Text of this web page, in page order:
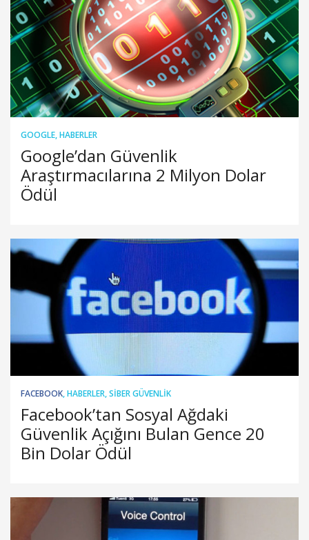
GOOGLE,HABERLER
Google’dan Güvenlik
Araştırmacılarına 2 Milyon Dolar
Ödül
FACEBOOK,HABERLER,SIBER GÜVENLIK
Facebook’tan Sosyal Ağdaki
Güvenlik Açığını Bulan Gence 20
Bin Dolar Ödül